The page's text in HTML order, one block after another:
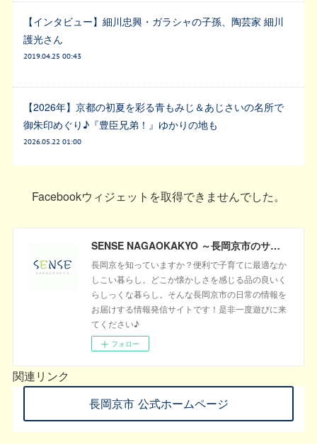
【インタビュー】細川忠興・ガラシャの子孫、陶芸家 細川
護光さん
2019.04.25 00:43
【2026年】京都の初夏を彩る青もみじ＆あじさいの名所で
御朱印めぐり♪『豊臣兄弟！』ゆかりの地も
2026.05.22 01:00
Facebookウィジェットを取得できませんでした。
SENSE NAGAOKAKYO ～長岡京市のサブサイト～
長岡京を知っていますか？便利で子育てに最適なか
しこい暮らし。どこか懐かしさを感じる品の良いく
らしっくな暮らし。そんな長岡京市の日常の情報を
お届けする情報発信サイトです！是非一度遊びに来
てください♪
フォロー
関連リンク
長岡京市 公式ホームページ